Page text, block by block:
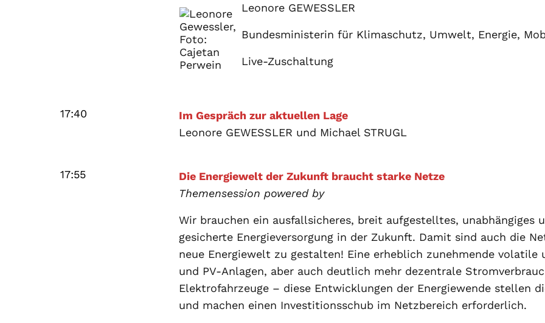
Leonore GEWESSLER
Bundesministerin für Klimaschutz, Umwelt, Energie,
Live-Zuschaltung
17:40
Im Gespräch zur aktuellen Lage
Leonore GEWESSLER und Michael STRUGL
17:55
Die Energiewelt der Zukunft braucht starke Netze
Themensession powered by
Wir brauchen ein ausfallsicheres, breit aufgestelltes, unabhängiges
gesicherte Energieversorgung in der Zukunft. Damit sind auch die
neue Energiewelt zu gestalten! Eine erheblich zunehmende volatile
und PV-Anlagen, aber auch deutlich mehr dezentrale
Elektrofahrzeuge – diese Entwicklungen der Energiewende stellen
und machen einen Investitionsschub im Netzbereich erforderlich.